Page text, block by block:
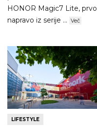
HONOR Magic7 Lite, prvo
napravo iz serije ... Več
LIFESTYLE